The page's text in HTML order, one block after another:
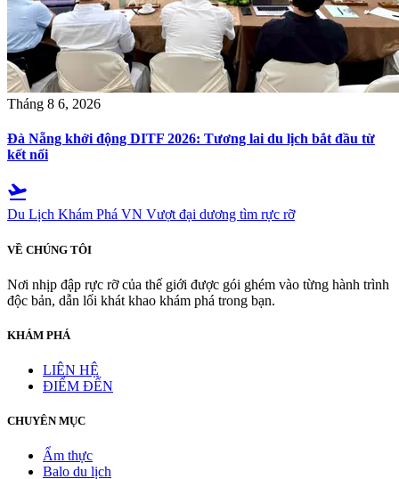
Tháng 8 6, 2026
Đà Nẵng khởi động DITF 2026: Tương lai du lịch bắt đầu từ
kết nối
flight_takeoff
Du Lịch Khám Phá VN Vượt đại dương tìm rực rỡ
VỀ CHÚNG TÔI
Nơi nhịp đập rực rỡ của thế giới được gói ghém vào từng hành trình
độc bản, dẫn lối khát khao khám phá trong bạn.
KHÁM PHÁ
LIÊN HỆ
ĐIỂM ĐẾN
CHUYÊN MỤC
Ẩm thực
Balo du lịch